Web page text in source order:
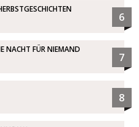
6
NACHT FÜR NIEMAND
7
8